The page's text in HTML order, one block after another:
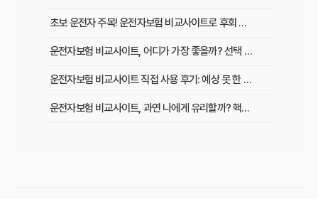
초보 운전자 주목! 운전자보험 비교사이트로 후회 없이 가입하는 핵심 꿀팁
운전자보험 비교사이트, 어디가 가장 좋을까? 선택 기준 완벽 분석
운전자보험 비교사이트 직접 사용 후기: 예상 못 한 단점과 알짜배기 혜택
운전자보험 비교사이트, 과연 나에게 유리할까? 핵심 정보 총정리